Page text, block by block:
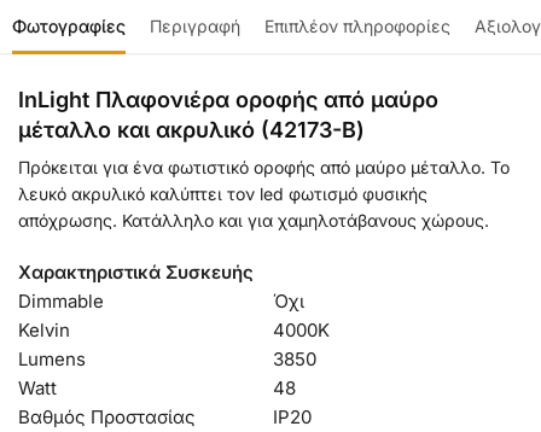
Φωτογραφίες Περιγραφή Επιπλέον πληροφορίες
InLight Πλαφονιέρα οροφής από μαύρο
μέταλλο και ακρυλικό (42173-Β)
Πρόκειται για ένα φωτιστικό οροφής από μαύρο μέταλλο. Το
λευκό ακρυλικό καλύπτει τον led φωτισμό φυσικής
απόχρωσης. Κατάλληλο και για χαμηλοτάβανους χώρους.
Χαρακτηριστικά Συσκευής
Dimmable
Όχι
Kelvin
4000Κ
Lumens
3850
Watt
48
Βαθμός Προστασίας
IP20